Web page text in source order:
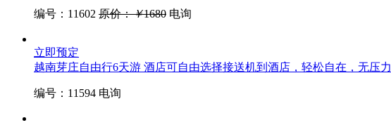
编号：11602 原价：￥1680 电询
立即预定
越南芽庄自由行6天游 酒店可自由选择接送机到酒店，轻松自在，无压力
编号：11594 电询